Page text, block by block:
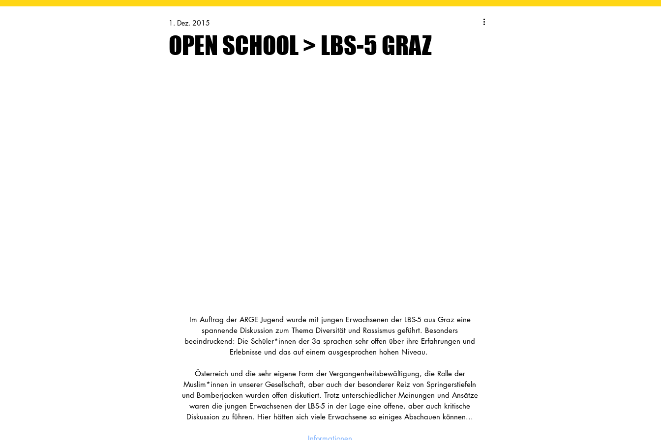
OPEN SCHOOL > LBS-5 GRAZ
1. Dez. 2015
Im Auftrag der ARGE Jugend wurde mit jungen Erwachsenen der LBS-5 aus Graz eine
spannende Diskussion zum Thema Diversität und Rassismus geführt. Besonders
beeindruckend: Die Schüler*innen der 3a sprachen sehr offen über ihre Erfahrungen und
Erlebnisse und das auf einem ausgesprochen hohen Niveau.
Österreich und die sehr eigene Form der Vergangenheitsbewältigung, die Rolle der
Muslim*innen in unserer Gesellschaft, aber auch der besonderer Reiz von Springerstiefeln
und Bomberjacken wurden offen diskutiert. Trotz unterschiedlicher Meinungen und Ansätze
waren die jungen Erwachsenen der LBS-5 in der Lage eine offene, aber auch kritische
Diskussion zu führen. Hier hätten sich viele Erwachsene so einiges Abschauen können...